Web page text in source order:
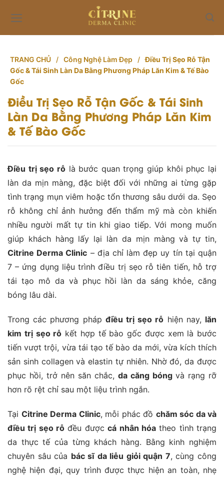
content
TRANG CHỦ / Công Nghệ Làm Đẹp / Điều Trị Sẹo Rỗ Tận
Gốc & Tái Sinh Làn Da Bằng Phương Pháp Lăn Kim & Tế Bào
Gốc
Điều Trị Sẹo Rỗ Tận Gốc & Tái Sinh
Làn Da Bằng Phương Pháp Lăn Kim
& Tế Bào Gốc
Điều trị sẹo rỗlà bước quan trọng giúp khôi phục lại
làn da mịn màng, đặc biệt đối với những ai từng gặp
tình trạng mụn viêm hoặc tổn thương sâu dưới da. Sẹo
rỗ không chỉ ảnh hưởng đến thẩm mỹ mà còn khiến
nhiều người mất tự tin khi giao tiếp. Với mong muốn
giúp khách hàng lấy lại làn da mịn màng và tự tin,
Citrine Derma Clinic – địa chỉ làm đẹp uy tín tại quận
7 – ứng dụng liệu trình điều trị sẹo rỗ tiên tiến, hỗ trợ
tái tạo mô da và phục hồi làn da sáng khỏe, căng
bóng lâu dài.
Trong các phương pháp điều trị sẹo rỗ hiện nay, lăn
kim trị sẹo rỗ kết hợp tế bào gốc được xem là bước
tiến vượt trội, vừa tái tạo tế bào da mới, vừa kích thích
sản sinh collagen và elastin tự nhiên. Nhờ đó, da được
phục hồi, trở nên săn chắc, da căng bóng và rạng rỡ
hơn rõ rệt chỉ sau một liệu trình ngắn.
Tại Citrine Derma Clinic, mỗi phác đồ chăm sóc da và
điều trị sẹo rỗ đều đượccá nhân hóatheo tình trạng
da thực tế của từng khách hàng. Bằng kinh nghiệm
chuyên sâu của bác sĩ da liễu giỏi quận 7, cùng công
nghệ hiện đại, quy trình được thực hiện an toàn, nhẹ